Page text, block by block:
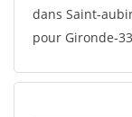
dans Saint-
pour Gironde-